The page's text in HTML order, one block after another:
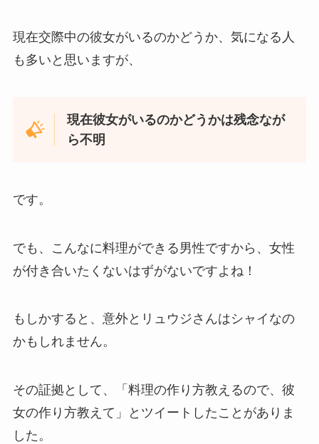
現在交際中の彼女がいるのかどうか、気になる人
も多いと思いますが、
現在彼女がいるのかどうかは残念なが
ら不明
です。
でも、こんなに料理ができる男性ですから、女性
が付き合いたくないはずがないですよね！
もしかすると、意外とリュウジさんはシャイなの
かもしれません。
その証拠として、「料理の作り方教えるので、彼
女の作り方教えて」とツイートしたことがありま
した。